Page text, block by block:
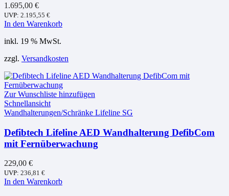
1.695,00 €
UVP: 2.195,55 €
In den Warenkorb
inkl. 19 % MwSt.
zzgl. Versandkosten
Zur Wunschliste hinzufügen
Schnellansicht
Wandhalterungen/Schränke Lifeline SG
Defibtech Lifeline AED Wandhalterung DefibCom
mit Fernüberwachung
229,00 €
UVP: 236,81 €
In den Warenkorb